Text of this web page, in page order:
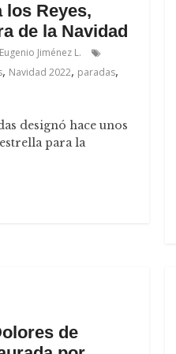
los Reyes,
de la Navidad
Eugenio Jiménez L.
, Navidad 2022, paradas,
designó hace unos
para la
de